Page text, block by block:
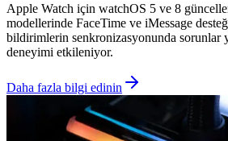
Apple Watch için watchOS 5 ve 8
modellerinde FaceTime ve iMessage
bildirimlerin senkronizasyonunda sorunlar
deneyimi etkileniyor.
Daha fazla bilgi edinin